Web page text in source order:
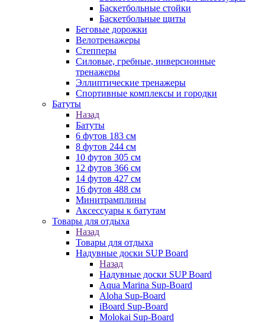
Баскетбольные стойки
Баскетбольные щиты
Беговые дорожки
Велотренажеры
Степперы
Силовые, гребные, инверсионные
тренажеры
Эллиптические тренажеры
Спортивные комплексы и городки
Батуты
Назад
Батуты
6 футов 183 см
8 футов 244 см
10 футов 305 см
12 футов 366 см
14 футов 427 см
16 футов 488 см
Минитрамплины
Аксессуары к батутам
Товары для отдыха
Назад
Товары для отдыха
Надувные доски SUP Board
Назад
Надувные доски SUP Board
Aqua Marina Sup-Board
Aloha Sup-Board
iBoard Sup-Board
Molokai Sup-Board